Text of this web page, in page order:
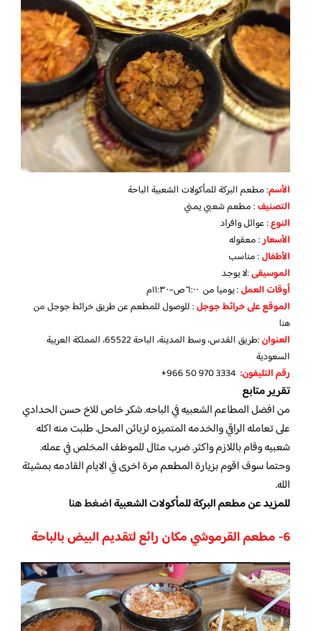
الأسم: مطعم البركة للمأكولات الشعبية الباحة
التصنيف: مطعم شعبي يمني
النوع: عوائل وافراد
الأسعار: معقوله
الأطفال: مناسب
الموسيقى:لا يوجد
أوقات العمل: يوميا من ٦:٠٠ص–١١:٣٠م
الموقع على خرائط جوجل: للوصول للمطعم عن طريق خرائط جوجلمن
هنا
العنوان
:طريق القدس، وسط المدينة، الباحة 65522، المملكة العربية
السعودية
رقم التليفون: +966 50 970 3334
تقرير متابع
من افضل المطاعم الشعبيه في الباحه. شكر خاص للاخ حسن الحدادي
على تعامله الراقي والخدمه المتميزه لزبائن المحل. طلبت منه اكله
شعبيه وقام باللازم واكثر. ضرب مثال للموظف المخلص في عمله.
وحتما سوف اقوم بزيارة المطعم مرة اخرى في الايام القادمه بمشيئة
الله.
للمزيد عن مطعم البركة للمأكولات الشعبيةاضغط هنا
6- مطعم القرموشي مكان رائع لتقديم البيض بالباحة